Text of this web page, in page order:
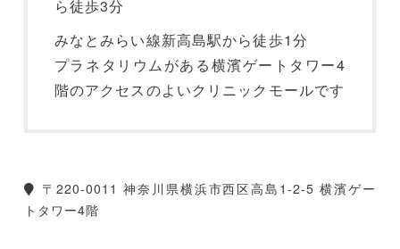
ら徒歩3分
みなとみらい線新高島駅から徒歩1分
プラネタリウムがある横濱ゲートタワー4
階のアクセスのよいクリニックモールです
〒220-0011 神奈川県横浜市西区高島1-2-5 横濱ゲー
トタワー4階